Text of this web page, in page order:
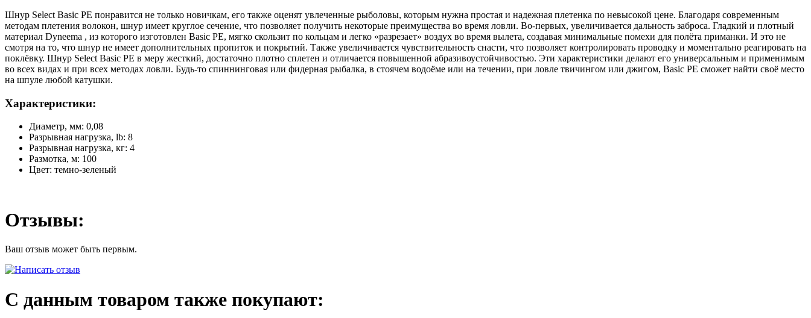
Шнур Select Basic PE понравится не только новичкам, его также оценят увлеченные рыболовы, которым нужна простая и надежная плетенка по невысокой цене. Благодаря современным
методам плетения волокон, шнур имеет круглое сечение, что позволяет получить некоторые преимущества во время ловли. Во-первых, увеличивается дальность заброса. Гладкий и плотный
материал Dyneema , из которого изготовлен Basic PE, мягко скользит по кольцам и легко «разрезает» воздух во время вылета, создавая минимальные помехи для полёта приманки. И это не
смотря на то, что шнур не имеет дополнительных пропиток и покрытий. Также увеличивается чувствительность снасти, что позволяет контролировать проводку и моментально реагировать на
поклёвку. Шнур Select Basic PE в меру жесткий, достаточно плотно сплетен и отличается повышенной абразивоустойчивостью. Эти характеристики делают его универсальным и применимым
во всех видах и при всех методах ловли. Будь-то спиннинговая или фидерная рыбалка, в стоячем водоёме или на течении, при ловле твичингом или джигом, Basic PE сможет найти своё место
на шпуле любой катушки.
Характеристики:
Диаметр, мм: 0,08
Разрывная нагрузка, lb: 8
Разрывная нагрузка, кг: 4
Размотка, м: 100
Цвет: темно-зеленый
Отзывы:
Ваш отзыв может быть первым.
С данным товаром также покупают: